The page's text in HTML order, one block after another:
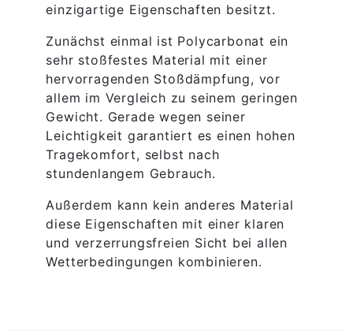
einzigartige Eigenschaften besitzt.
Zunächst einmal ist Polycarbonat ein
sehr stoßfestes Material mit einer
hervorragenden Stoßdämpfung, vor
allem im Vergleich zu seinem geringen
Gewicht. Gerade wegen seiner
Leichtigkeit garantiert es einen hohen
Tragekomfort, selbst nach
stundenlangem Gebrauch.
Außerdem kann kein anderes Material
diese Eigenschaften mit einer klaren
und verzerrungsfreien Sicht bei allen
Wetterbedingungen kombinieren.